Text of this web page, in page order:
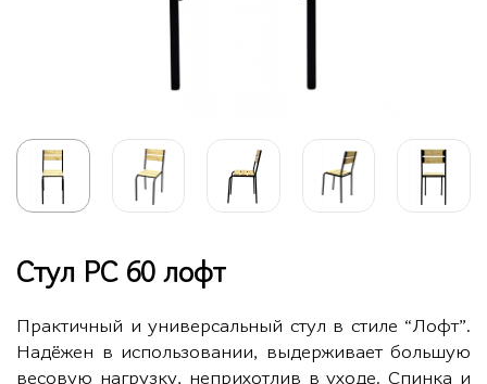
Стул РС 60 лофт
Практичный и универсальный стул в стиле “Лофт”.
Надёжен в использовании, выдерживает большую
весовую нагрузку, неприхотлив в уходе. Спинка и